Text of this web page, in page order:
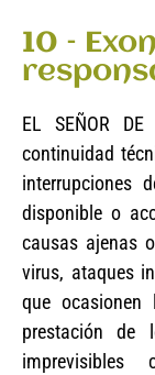
10 –
EL SEÑOR
continuidad
interrupciones
disponible o
causas ajenas
virus, ataques
que
prestación de